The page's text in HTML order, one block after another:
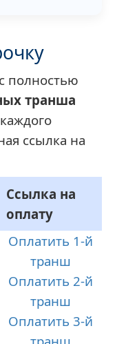
полностью
транша
ссылка на
Ссылка на
оплату
Оплатить 1-й
транш
Оплатить 2-й
транш
Оплатить 3-й